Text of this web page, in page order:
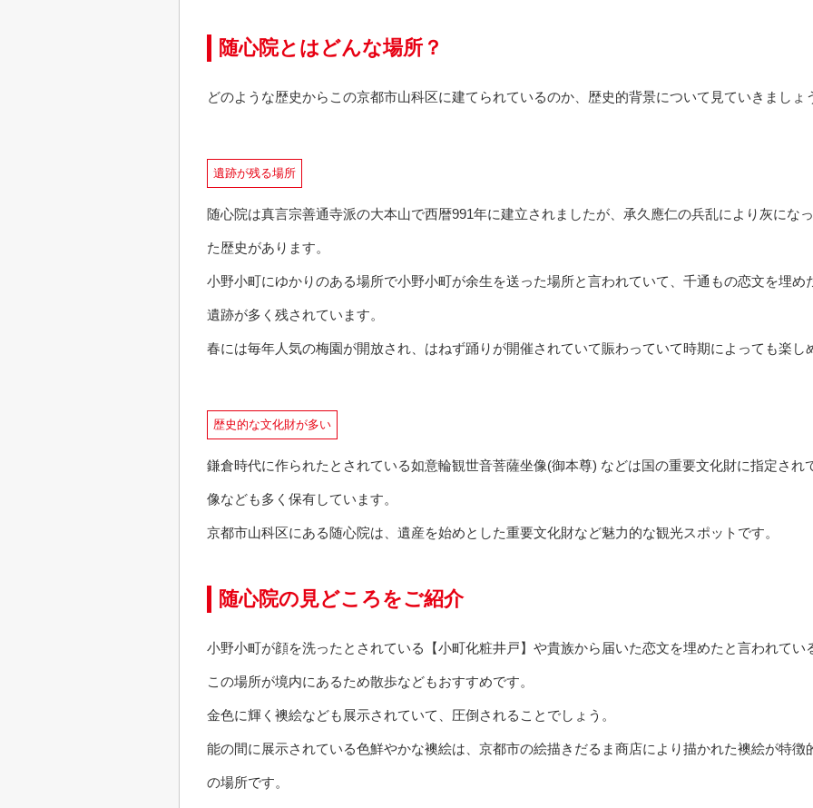
随心院とはどんな場所？
どのような歴史からこの京都市山科区に建てられているのか、歴史的背景について見ていきましょ
遺跡が残る場所
随心院は真言宗善通寺派の大本山で西暦991年に建立されましたが、承久應仁の兵乱により灰にな
た歴史があります。
小野小町にゆかりのある場所で小野小町が余生を送った場所と言われていて、千通もの恋文を埋
遺跡が多く残されています。
春には毎年人気の梅園が開放され、はねず踊りが開催されていて賑わっていて時期によっても楽し
歴史的な文化財が多い
鎌倉時代に作られたとされている如意輪観世音菩薩坐像(御本尊) などは国の重要文化財に指定され
像なども多く保有しています。
京都市山科区にある随心院は、遺産を始めとした重要文化財など魅力的な観光スポットです。
随心院の見どころをご紹介
小野小町が顔を洗ったとされている【小町化粧井戸】や貴族から届いた恋文を埋めたと言われて
この場所が境内にあるため散歩などもおすすめです。
金色に輝く襖絵なども展示されていて、圧倒されることでしょう。
能の間に展示されている色鮮やかな襖絵は、京都市の絵描きだるま商店により描かれた襖絵が特
の場所です。